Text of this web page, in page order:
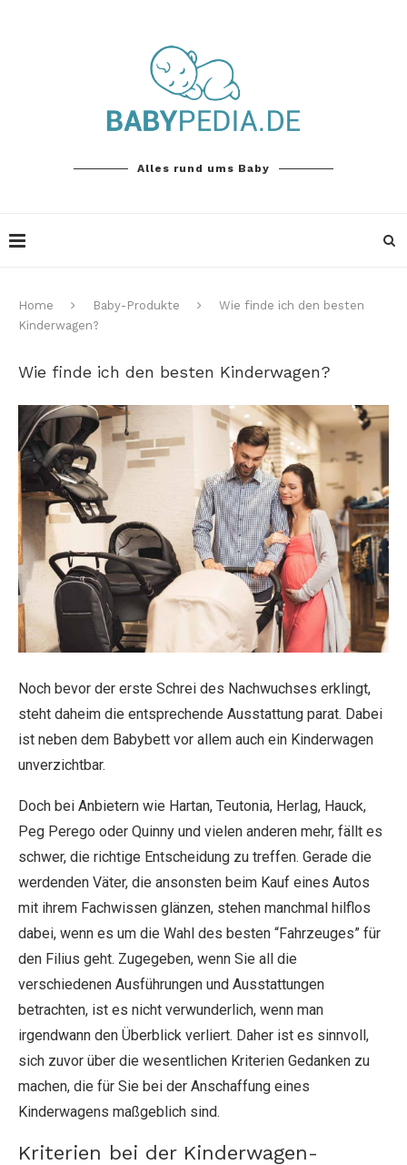
Alles rund ums Baby
Home Baby-Produkte
Wie finde ich den besten
Kinderwagen?
Wie finde ich den besten Kinderwagen?
Noch bevor der erste Schrei des Nachwuchses erklingt,
steht daheim die entsprechende Ausstattung parat. Dabei
ist neben dem Babybett vor allem auch ein Kinderwagen
unverzichtbar.
Doch bei Anbietern wie Hartan, Teutonia, Herlag, Hauck,
Peg Perego oder Quinny und vielen anderen mehr, fällt es
schwer, die richtige Entscheidung zu treffen. Gerade die
werdenden Väter, die ansonsten beim Kauf eines Autos
mit ihrem Fachwissen glänzen, stehen manchmal hilflos
dabei, wenn es um die Wahl des besten “Fahrzeuges” für
den Filius geht. Zugegeben, wenn Sie all die
verschiedenen Ausführungen und Ausstattungen
betrachten, ist es nicht verwunderlich, wenn man
irgendwann den Überblick verliert. Daher ist es sinnvoll,
sich zuvor über die wesentlichen Kriterien Gedanken zu
machen, die für Sie bei der Anschaffung eines
Kinderwagens maßgeblich sind.
Kriterien bei der Kinderwagen-